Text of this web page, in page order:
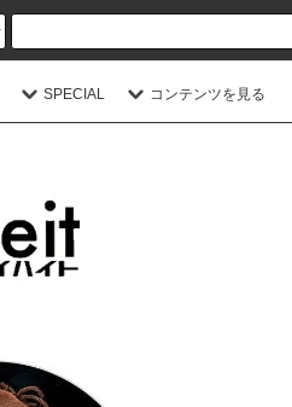
SPECIAL コンテンツを見る